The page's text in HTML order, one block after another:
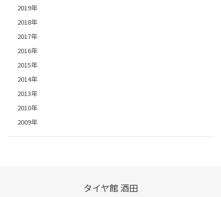
2019年
2018年
2017年
2016年
2015年
2014年
2013年
2010年
2009年
タイヤ館 酒田